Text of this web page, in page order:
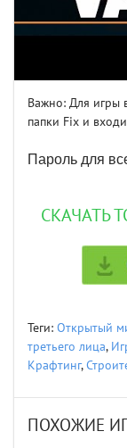
Важно: Для игры
папки Fix и
Пароль для
СКАЧАТЬ
Теги: Открытый
третьего лица,
Крафтинг,
ПОХОЖИЕ